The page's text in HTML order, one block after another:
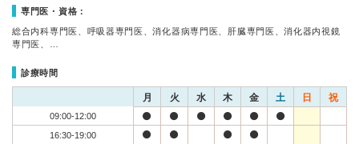
専門医・資格：
総合内科専門医、呼吸器専門医、消化器病専門医、肝臓専門医、消化器内視鏡
専門医、…
診療時間
月 火 水 木 金 土 日 祝
09:00-12:00
16:30-19:00